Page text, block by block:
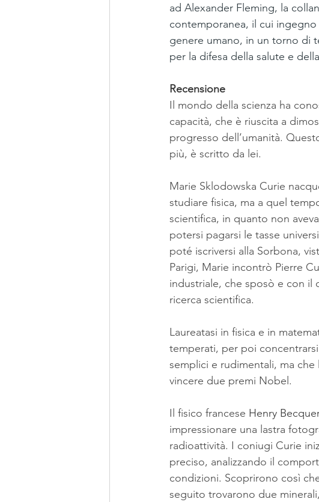
ad Alexander Fleming, la
contemporanea, il cui
genere umano, in un torno di
per la difesa della salute e
Recensione
Il mondo della scienza ha
capacità, che è riuscita a
progresso dell’umanità.
più, è scritto da lei.
Marie Sklodowska Curie
studiare fisica, ma a quel
scientifica, in quanto non
potersi pagarsi le tasse
poté iscriversi alla Sorbona,
Parigi, Marie incontrò Pierre
industriale, che sposò e con il
ricerca scientifica.
Laureatasi in fisica e in
temperati, per poi
semplici e rudimentali, ma
vincere due premi Nobel.
Il fisico francese Henry
impressionare una lastra
radioattività. I coniugi Curie
preciso, analizzando il
condizioni. Scoprirono così
seguito trovarono due